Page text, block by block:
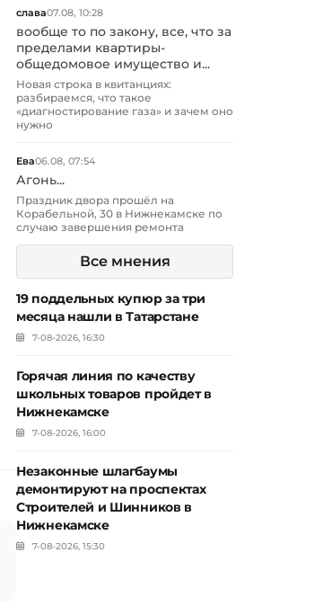
слава07.08, 10:28
вообще то по закону, все, что за
пределами квартиры-
общедомовое имущество и...
Новая строка в квитанциях:
разбираемся, что такое
«диагностирование газа» и зачем оно
нужно
Ева06.08, 07:54
Агонь...
Праздник двора прошёл на
Корабельной, 30 в Нижнекамске по
случаю завершения ремонта
Все мнения
19 поддельных купюр за три
месяца нашли в Татарстане
7-08-2026, 16:30
Горячая линия по качеству
школьных товаров пройдет в
Нижнекамске
7-08-2026, 16:00
Незаконные шлагбаумы
демонтируют на проспектах
Строителей и Шинников в
Нижнекамске
7-08-2026, 15:30